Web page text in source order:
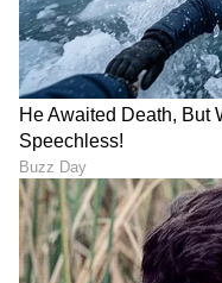
ಏಷ್ಯಾನೆಟ್ ಸುವರ್ಣ
ಸಂಪೂರ್ಣ ಮಾಹಿತಿ
ಸುವರ್ಣ ನ್ಯೂಸ್
ಹಾಗು ಎಲ್ಲಾ